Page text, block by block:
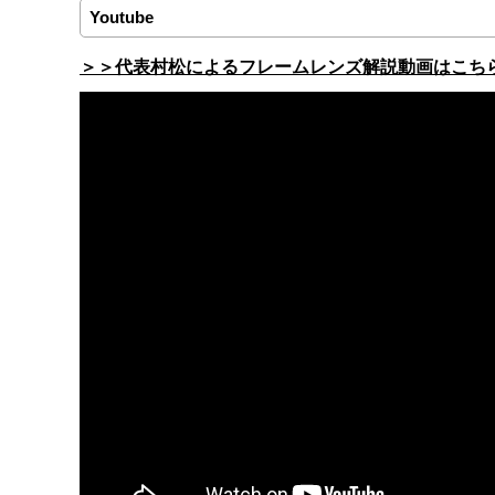
Youtube
＞＞代表村松によるフレームレンズ解説動画はこち